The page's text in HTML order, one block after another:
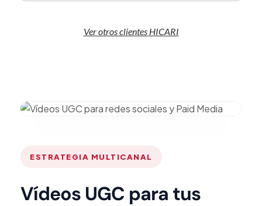
Ver otros clientes HICARI
ESTRATEGIA MULTICANAL
Vídeos UGC para tus